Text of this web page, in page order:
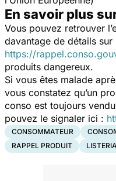
En savoir plus
Vous pouvez retrouver
davantage de détails
https://
produits dangereux.
Si vous êtes malade
vous constatez qu’un
conso est toujours
pouvez le signaler ici :
CONSOMMATEUR
RAPPEL PRODUIT
LISTERIA